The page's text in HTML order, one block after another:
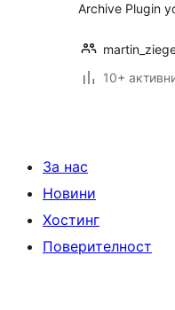
Archive Plugin
10+
За нас
Новини
Хостинг
Поверителност